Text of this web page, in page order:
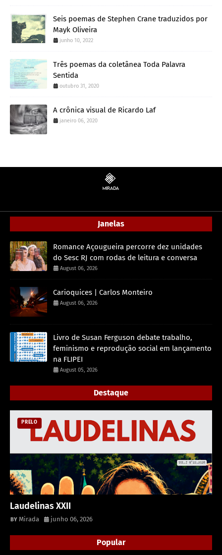
Seis poemas de Stephen Crane traduzidos por
Mayk Oliveira
junho 10, 2022
Três poemas da coletânea Toda Palavra
Sentida
outubro 31, 2020
A crônica visual de Ricardo Laf
janeiro 06, 2020
Janelas
Romance Açougueira percorre dez unidades
do Sesc RJ com rodas de leitura e conversa
August 06, 2026
Carioquices | Carlos Monteiro
August 06, 2026
Livro de Susan Ferguson debate trabalho,
feminismo e reprodução social em lançamento
na FLIPEI
August 05, 2026
Destaque
PRELO
Laudelinas XXII
Mirada junho 06, 2026
Popular